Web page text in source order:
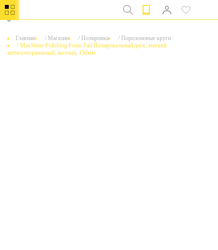
0
Главная / Магазин / Полировка / Поролоновые круги
/MaxShine Polishing Foam Pad Полировальный диск, мягкий
антиголограммный, желтый, 150мм